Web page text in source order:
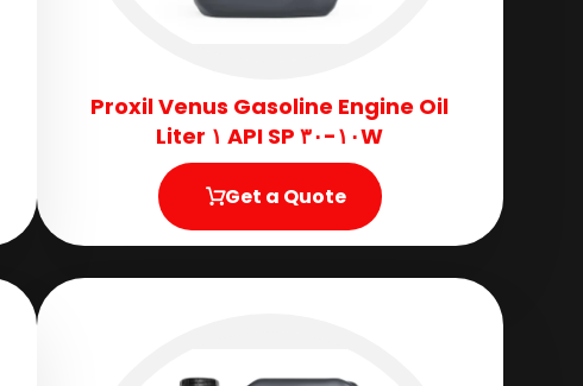
Proxil Venus Gasoline Engine Oil
١٠W-٣٠ API SP ١ Liter
Get a Quote